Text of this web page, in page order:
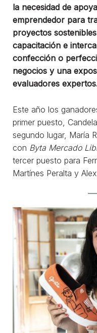
la necesidad de
emprendedor para
proyectos
capacitación e
confección o
negocios y una
evaluadores
Este año los
primer puesto,
segundo lugar, María
con Byta Mercado
tercer puesto para
Martínes Peralta y